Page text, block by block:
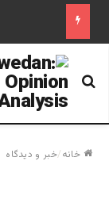
جستجو برای
خانه/خبر و دیدگاه